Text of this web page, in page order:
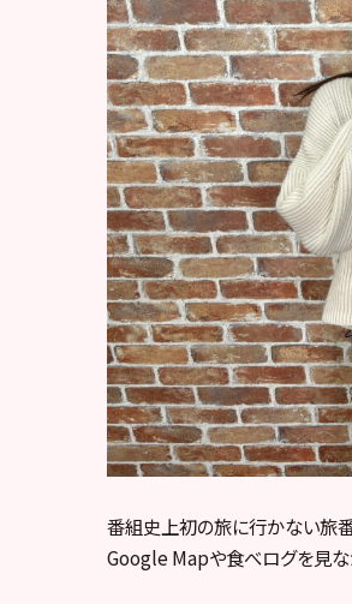
番組史上初の旅に行かない旅番
Google Mapや食べログを見な